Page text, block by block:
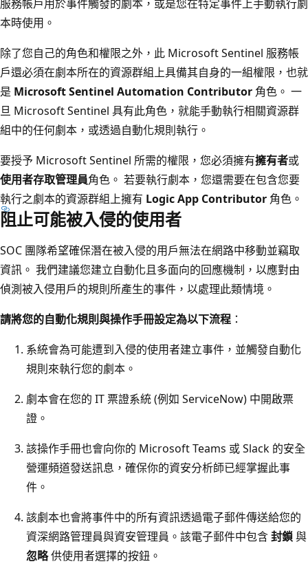
服務帳戶用於事件觸發的劇本，或是您在特定事件上手動執行劇
本時使用。
除了您自己的角色和權限之外，此 Microsoft Sentinel 服務帳
戶還必須在劇本所在的資源群組上具備其自身的一組權限，也就
是 Microsoft Sentinel Automation Contributor 角色。 一
旦 Microsoft Sentinel 具有此角色，就能手動執行相關資源群
組中的任何劇本，或透過自動化規則執行。
要授予 Microsoft Sentinel 所需的權限，您必須擁有擁有者或
使用者存取管理員角色。 若要執行劇本，您還需要在包含您要
執行之劇本的資源群組上擁有 Logic App Contributor 角色。
阻止可能被入侵的使用者
SOC 團隊希望確保潛在被入侵的用戶無法在網路中移動並竊取
資訊。 我們建議您建立自動化且多面向的回應機制，以應對由
偵測被入侵用戶的規則所產生的事件，以處理此類情境。
請將您的自動化規則與操作手冊設定為以下流程 ：
系統會為可能遭到入侵的使用者建立事件，並觸發自動化
規則來執行您的劇本。
劇本會在您的 IT 票證系統 (例如 ServiceNow) 中開啟票
證。
該操作手冊也會向你的 Microsoft Teams 或 Slack 的安全
營運頻道發送訊息，確保你的資安分析師已經掌握此事
件。
該劇本也會將事件中的所有資訊透過電子郵件傳送給您的
資深網路管理員與資安管理員。該電子郵件中包含封鎖與
忽略供使用者選擇的按鈕。